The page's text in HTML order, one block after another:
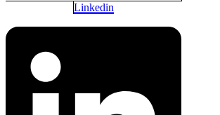
Linkedin